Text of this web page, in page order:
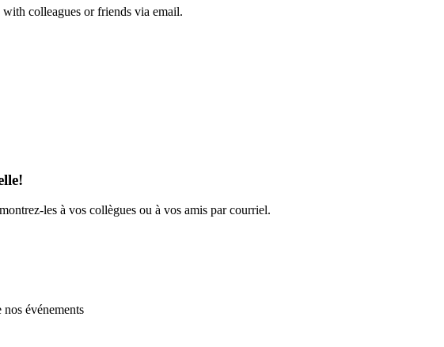
colleagues or friends via email.
les à vos collègues ou à vos amis par courriel.
événements